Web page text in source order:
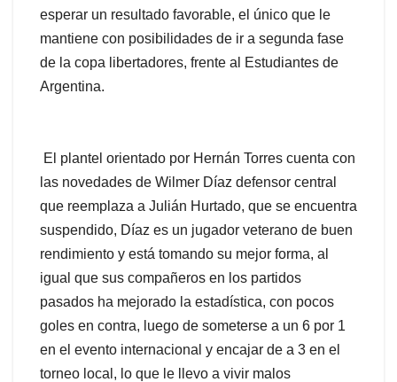
esperar un resultado favorable, el único que le
mantiene con posibilidades de ir a segunda fase
de la copa libertadores, frente al Estudiantes de
Argentina.
El plantel orientado por Hernán Torres cuenta con
las novedades de Wilmer Díaz defensor central
que reemplaza a Julián Hurtado, que se encuentra
suspendido, Díaz es un jugador veterano de buen
rendimiento y está tomando su mejor forma, al
igual que sus compañeros en los partidos
pasados ha mejorado la estadística, con pocos
goles en contra, luego de someterse a un 6 por 1
en el evento internacional y encajar de a 3 en el
torneo local, lo que le llevo a vivir malos